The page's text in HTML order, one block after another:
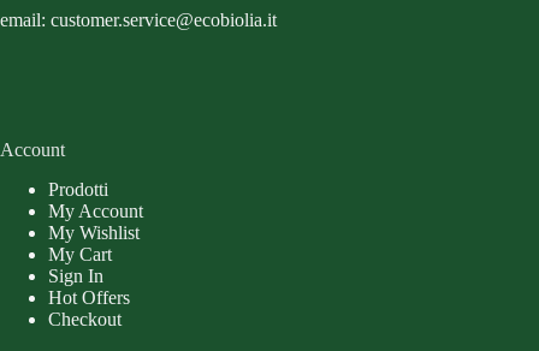
email: customer.service@ecobiolia.it
Account
Prodotti
My Account
My Wishlist
My Cart
Sign In
Hot Offers
Checkout